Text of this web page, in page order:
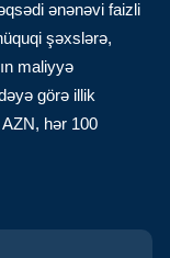
ənənəvi faizli
şəxslərə,
maliyyə
görə illik
hər 100